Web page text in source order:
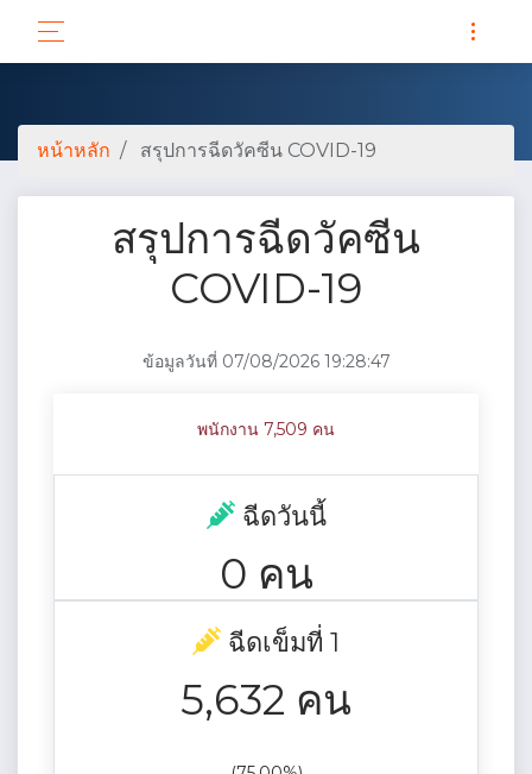
หน้าหลัก สรุปการฉีดวัคซีน COVID-19
สรุปการฉีดวัคซีน
COVID-19
ข้อมูลวันที่ 07/08/2026 19:28:47
พนักงาน 7,509 คน
ฉีดวันนี้
0 คน
ฉีดเข็มที่ 1
5,632 คน